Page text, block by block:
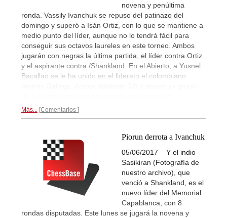
novena y penúltima
ronda. Vassily Ivanchuk se repuso del patinazo del
domingo y superó a Isán Ortiz, con lo que se mantiene a
medio punto del líder, aunque no lo tendrá fácil para
conseguir sus octavos laureles en este torneo. Ambos
jugarán con negras la última partida, el líder contra Ortiz
y el aspirante contra /Shankland. En el Abierto, a Yusnel
Bacallao se le ha unido en el liderato el colombiano
Más... Comentarios
Piorun derrota a Ivanchuk
05/06/2017 – Y el indio
Sasikiran (Fotografía de
nuestro archivo), que
venció a Shankland, es el
nuevo líder del Memorial
Capablanca, con 8
rondas disputadas. Este lunes se jugará la novena y